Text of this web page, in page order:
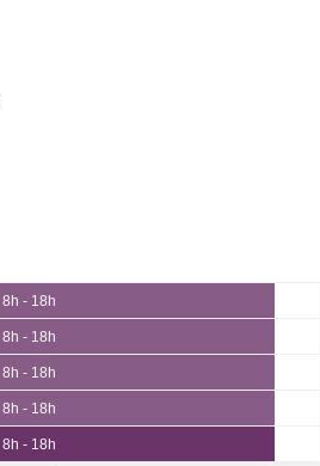
8h - 18h
8h - 18h
8h - 18h
8h - 18h
8h - 18h